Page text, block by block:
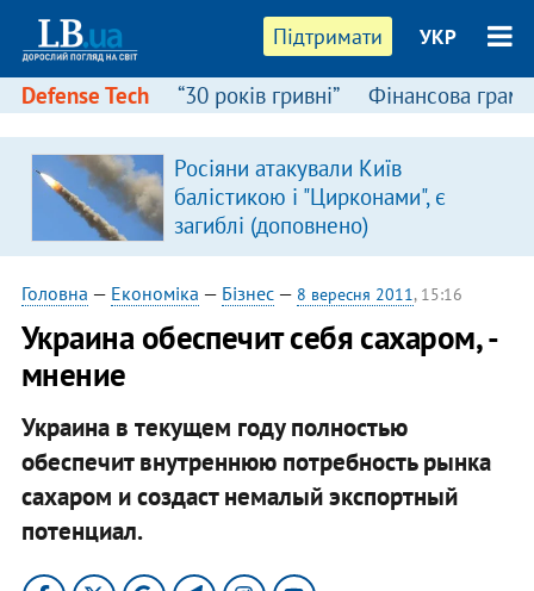
Підтримати УКР
Defense Tech “30 років гривні” Фінансова
Росіяни атакували Київ
балістикою і "Цирконами", є
загиблі (доповнено)
Головна — Економіка — Бізнес— 8 вересня 2011, 15:16
Украина обеспечит себя сахаром, -
мнение
Украина в текущем году полностью
обеспечит внутреннюю потребность рынка
сахаром и создаст немалый экспортный
потенциал.